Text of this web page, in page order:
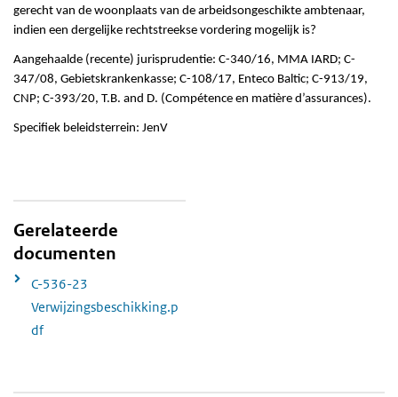
gerecht van de woonplaats van de arbeidsongeschikte ambtenaar,
indien een dergelijke rechtstreekse vordering mogelijk is?
Aangehaalde (recente) jurisprudentie: C-340/16, MMA IARD; C-
347/08, Gebietskrankenkasse; C-108/17, Enteco Baltic; C-913/19,
CNP; C-393/20, T.B. and D. (Compétence en matière d’assurances).
Specifiek beleidsterrein: JenV
Gerelateerde
documenten
C-536-23
Verwijzingsbeschikking.p
df